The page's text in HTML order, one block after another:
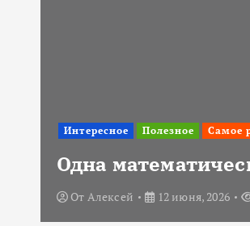
Интересное Полезное Самое
Одна
От Алексей 12 июня, 2026